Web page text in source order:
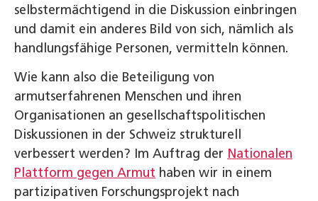
selbstermächtigend in die Diskussion einbringen
und damit ein anderes Bild von sich, nämlich als
handlungsfähige Personen, vermitteln können.
Wie kann also die Beteiligung von
armutserfahrenen Menschen und ihren
Organisationen an gesellschaftspolitischen
Diskussionen in der Schweiz strukturell
verbessert werden? Im Auftrag der Nationalen
Plattform gegen Armut haben wir in einem
partizipativen Forschungsprojekt nach